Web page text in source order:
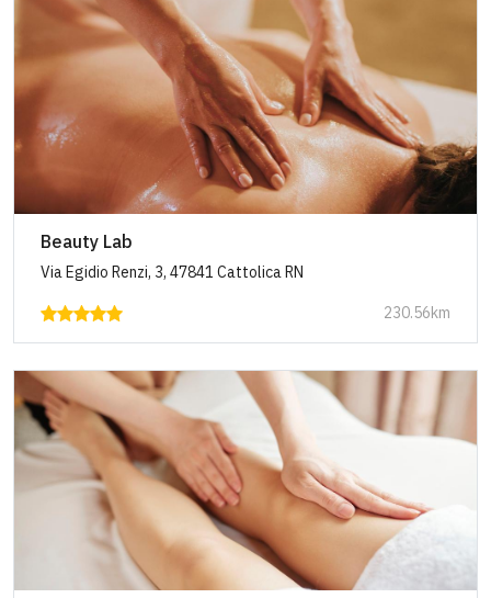
Beauty Lab
Via Egidio Renzi, 3, 47841 Cattolica RN
230.56km